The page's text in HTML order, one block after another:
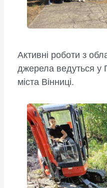
Активні роботи з
джерела ведуться у
міста Вінниці.